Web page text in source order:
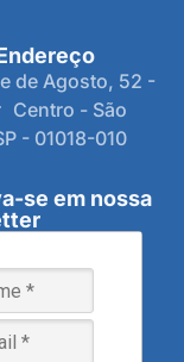
de Agosto, 52 -
Centro - São
- 01018-010
se em nossa